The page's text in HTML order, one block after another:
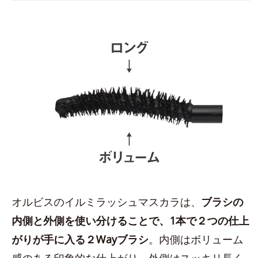
オルビスのイルミラッシュマスカラは、 ブラシの
内側と外側を使い分けることで、1本で２つの仕上
がりが手に入る２Wayブラシ。内側はボリューム